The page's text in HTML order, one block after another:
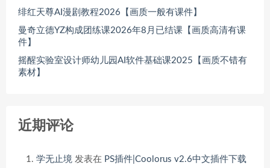
绯红天尊AI漫剧教程2026【画质一般有课件】
曼奇立德YZ构成团练课2026年8月已结课【画质高清有课
件】
摇醒实验室设计师幼儿园AI软件基础课2025【画质不错有
素材】
近期评论
学无止境 发表在 PS插件|Coolorus v2.6中文插件下载